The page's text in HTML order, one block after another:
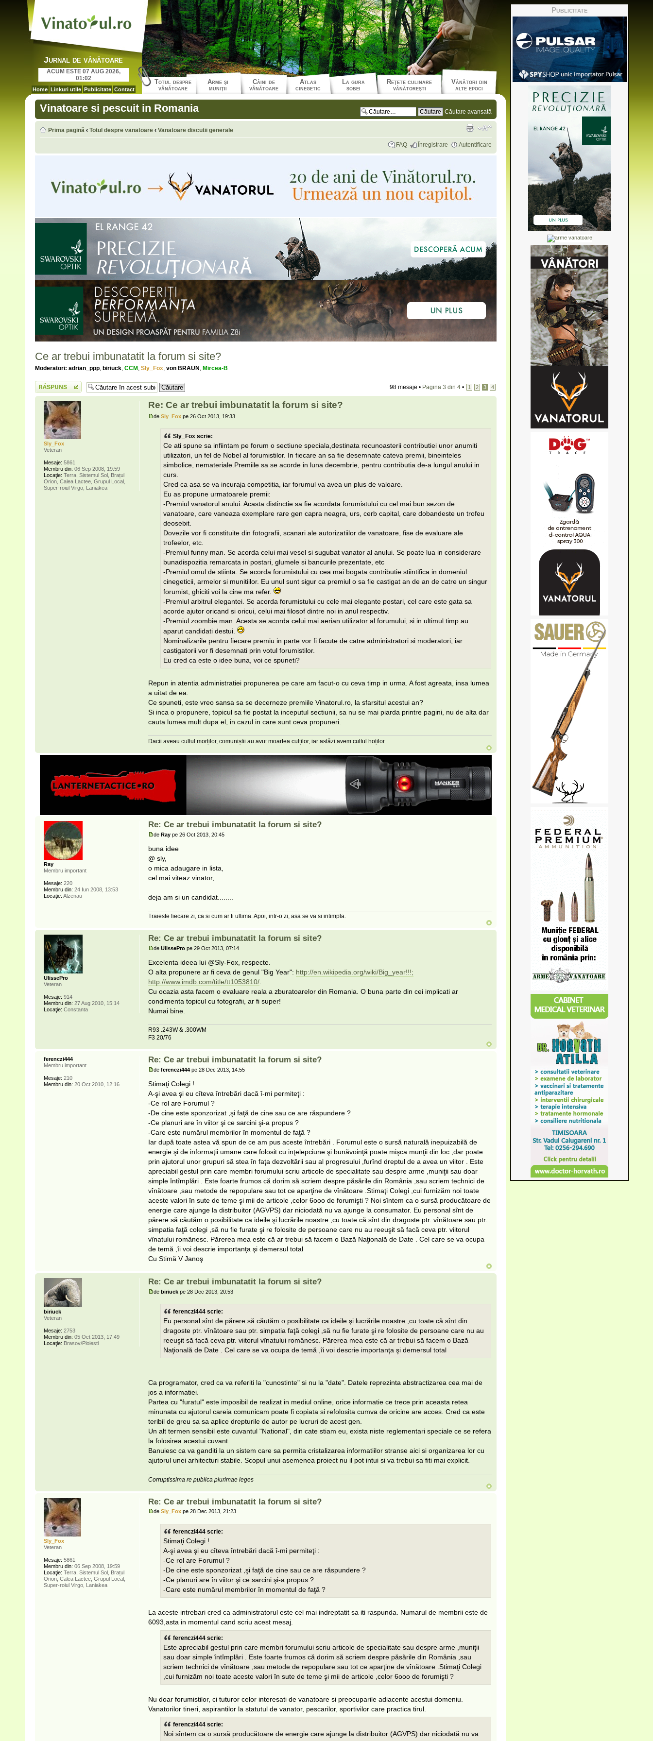
Jurnal de vânătoare
ACUM ESTE 07 AUG 2026,
01:02
Home Linkuri utile Publicitate Contact
Totul despre
vânătoare
Arme şi
muniţii
Câini de
vânătoare
Atlas
cinegetic
La gura
sobei
Reţete culinare
vânătoreşti
Vânători din
alte epoci
Vinatoare si pescuit in Romania Căutare avansată
Prima pagină ‹ Totul despre vanatoare ‹ Vanatoare discutii generale
FAQ Înregistrare Autentificare
Ce ar trebui imbunatatit la forum si site?
Moderatori: adrian_ppp, biriuck, CCM , Sly_Fox, von BRAUN , Mircea-B
Scrie un răspuns 98 mesaje • Pagina 3 din 4• 1 2 3 4
Re: Ce ar trebui imbunatatit la forum si site?
de Sly_Foxpe 26 Oct 2013, 19:33
Sly_Fox scrie:
Ce ati spune sa infiintam pe forum o sectiune speciala,destinata recunoasterii contributiei unor anumiti
utilizatori, un fel de Nobel al forumistilor. In fiecare an sa fie desemnate cateva premii, bineinteles
simbolice, nemateriale.Premiile sa se acorde in luna decembrie, pentru contributia de-a lungul anului in
curs.
Cred ca asa se va incuraja competitia, iar forumul va avea un plus de valoare.
Eu as propune urmatoarele premii:
-Premiul vanatorul anului. Acasta distinctie sa fie acordata forumistului cu cel mai bun sezon de
vanatoare, care vaneaza exemplare rare gen capra neagra, urs, cerb capital, care dobandeste un trofeu
deosebit.
Dovezile vor fi constituite din fotografii, scanari ale autorizatiilor de vanatoare, fise de evaluare ale
trofeelor, etc.
-Premiul funny man. Se acorda celui mai vesel si sugubat vanator al anului. Se poate lua in considerare
bunadispozitia remarcata in postari, glumele si bancurile prezentate, etc
-Premiul omul de stiinta. Se acorda forumistului cu cea mai bogata contributie stiintifica in domeniul
cinegeticii, armelor si munitiilor. Eu unul sunt sigur ca premiul o sa fie castigat an de an de catre un singur
forumist, ghiciti voi la cine ma refer.
-Premiul arbitrul elegantei. Se acorda forumistului cu cele mai elegante postari, cel care este gata sa
acorde ajutor oricand si oricui, celui mai filosof dintre noi in anul respectiv.
-Premiul zoombie man. Acesta se acorda celui mai aerian utilizator al forumului, si in ultimul timp au
aparut candidati destui.
Nominalizarile pentru fiecare premiu in parte vor fi facute de catre administratori si moderatori, iar
castigatorii vor fi desemnati prin votul forumistilor.
Eu cred ca este o idee buna, voi ce spuneti?
Repun in atentia administratiei propunerea pe care am facut-o cu ceva timp in urma. A fost agreata, insa lumea
a uitat de ea.
Ce spuneti, este vreo sansa sa se decerneze premiile Vinatorul.ro, la sfarsitul acestui an?
Si inca o propunere, topicul sa fie postat la inceputul sectiunii, sa nu se mai piarda printre pagini, nu de alta dar
cauta lumea mult dupa el, in cazul in care sunt ceva propuneri.
Dacii aveau cultul morților, comuniștii au avut moartea culților, iar astăzi avem cultul hoților.
Sly_Fox
Veteran
Mesaje: 5861
Membru din: 06 Sep 2008, 19:59
Locaţie: Terra, Sistemul Sol, Brațul
Orion, Calea Lactee, Grupul Local,
Super-roiul Virgo, Laniakea
Re: Ce ar trebui imbunatatit la forum si site?
de Raype 26 Oct 2013, 20:45
buna idee
@ sly,
o mica adaugare in lista,
cel mai viteaz vinator,
deja am si un candidat........
Traieste fiecare zi, ca si cum ar fi ultima. Apoi, intr-o zi, asa se va si intimpla.
Ray
Membru important
Mesaje: 220
Membru din: 24 Iun 2008, 13:53
Locaţie: Alzenau
Re: Ce ar trebui imbunatatit la forum si site?
de UlissePrope 29 Oct 2013, 07:14
Excelenta ideea lui @Sly-Fox, respecte.
O alta propunere ar fi ceva de genul "Big Year": http://en.wikipedia.org/wiki/Big_year!!!;
http://www.imdb.com/title/tt1053810/.
Cu ocazia asta facem o evaluare reala a zburatoarelor din Romania. O buna parte din cei implicati ar
condimenta topicul cu fotografii, ar fi super!
Numai bine.
R93 .243W & .300WM
F3 20/76
UlissePro
Veteran
Mesaje: 914
Membru din: 27 Aug 2010, 15:14
Locaţie: Constanta
Re: Ce ar trebui imbunatatit la forum si site?
de ferenczi444pe 28 Dec 2013, 14:55
Stimaţi Colegi !
A-şi avea şi eu cîteva întrebări dacă î-mi permiteţi :
-Ce rol are Forumul ?
-De cine este sponzorizat ,şi faţă de cine sau ce are răspundere ?
-Ce planuri are în viitor şi ce sarcini şi-a propus ?
-Care este numărul membrilor în momentul de faţă ?
Iar după toate astea vă spun de ce am pus aceste întrebări . Forumul este o sursă naturală inepuizabilă de
energie şi de informaţii umane care folosit cu inţelepciune şi bunăvoinţă poate mişca munţii din loc ,dar poate
prin ajutorul unor grupuri să stea în faţa dezvoltării sau al progresului ,furînd dreptul de a avea un viitor . Este
apreciabil gestul prin care membri forumului scriu articole de specialitate sau despre arme ,muniţii sau doar
simple întîmplări . Este foarte frumos că dorim să scriem despre păsările din România ,sau scriem technici de
vînătoare ,sau metode de repopulare sau tot ce aparţine de vînătoare .Stimaţi Colegi ,cui furnizăm noi toate
aceste valori în sute de teme şi mii de articole ,celor 6ooo de forumişti ? Noi sîntem ca o sursă producătoare de
energie care ajunge la distribuitor (AGVPS) dar niciodată nu va ajunge la consumator. Eu personal sînt de
părere să căutăm o posibilitate ca ideile şi lucrările noastre ,cu toate că sînt din dragoste ptr. vînătoare sau ptr.
simpatia faţă colegi ,să nu fie furate şi re folosite de persoane care nu au reeuşit să facă ceva ptr. viitorul
vînatului românesc. Părerea mea este că ar trebui să facem o Bază Naţională de Date . Cel care se va ocupa
de temă ,îi voi descrie importanţa şi demersul total
Cu Stimă V Janoş
ferenczi444
Membru important
Mesaje: 210
Membru din: 20 Oct 2010, 12:16
Re: Ce ar trebui imbunatatit la forum si site?
de biriuckpe 28 Dec 2013, 20:53
ferenczi444 scrie:
Eu personal sînt de părere să căutăm o posibilitate ca ideile şi lucrările noastre ,cu toate că sînt din
dragoste ptr. vînătoare sau ptr. simpatia faţă colegi ,să nu fie furate şi re folosite de persoane care nu au
reeuşit să facă ceva ptr. viitorul vînatului românesc. Părerea mea este că ar trebui să facem o Bază
Naţională de Date . Cel care se va ocupa de temă ,îi voi descrie importanţa şi demersul total
Ca programator, cred ca va referiti la "cunostinte" si nu la "date". Datele reprezinta abstractizarea cea mai de
jos a informatiei.
Partea cu "furatul" este imposibil de realizat in mediul online, orice informatie ce trece prin aceasta retea
minunata cu ajutorul careia comunicam poate fi copiata si refolosita cumva de oricine are acces. Cred ca este
teribil de greu sa sa aplice drepturile de autor pe lucruri de acest gen.
Un alt termen sensibil este cuvantul "National", din cate stiam eu, exista niste reglementari speciale ce se refera
la folosirea acestui cuvant.
Banuiesc ca va ganditi la un sistem care sa permita cristalizarea informatiilor stranse aici si organizarea lor cu
ajutorul unei arhitecturi stabile. Scopul unui asemenea proiect nu il pot intui si va trebui sa fiti mai explicit.
Corruptissima re publica plurimae leges
biriuck
Veteran
Mesaje: 2753
Membru din: 05 Oct 2013, 17:49
Locaţie: Brasov/Ploiesti
Re: Ce ar trebui imbunatatit la forum si site?
de Sly_Foxpe 28 Dec 2013, 21:23
ferenczi444 scrie:
Stimaţi Colegi !
A-şi avea şi eu cîteva întrebări dacă î-mi permiteţi :
-Ce rol are Forumul ?
-De cine este sponzorizat ,şi faţă de cine sau ce are răspundere ?
-Ce planuri are în viitor şi ce sarcini şi-a propus ?
-Care este numărul membrilor în momentul de faţă ?
La aceste intrebari cred ca administratorul este cel mai indreptatit sa iti raspunda. Numarul de membrii este de
6093,asta in momentul cand scriu acest mesaj.
ferenczi444 scrie:
Este apreciabil gestul prin care membri forumului scriu articole de specialitate sau despre arme ,muniţii
sau doar simple întîmplări . Este foarte frumos că dorim să scriem despre păsările din România ,sau
scriem technici de vînătoare ,sau metode de repopulare sau tot ce aparţine de vînătoare .Stimaţi Colegi
,cui furnizăm noi toate aceste valori în sute de teme şi mii de articole ,celor 6ooo de forumişti ?
Nu doar forumistilor, ci tuturor celor interesati de vanatoare si preocuparile adiacente acestui domeniu.
Vanatorilor tineri, aspirantilor la statutul de vanator, pescarilor, sportivilor care practica tirul.
ferenczi444 scrie:
Noi sîntem ca o sursă producătoare de energie care ajunge la distribuitor (AGVPS) dar niciodată nu va
Sly_Fox
Veteran
Mesaje: 5861
Membru din: 06 Sep 2008, 19:59
Locaţie: Terra, Sistemul Sol, Brațul
Orion, Calea Lactee, Grupul Local,
Super-roiul Virgo, Laniakea
Publicitate